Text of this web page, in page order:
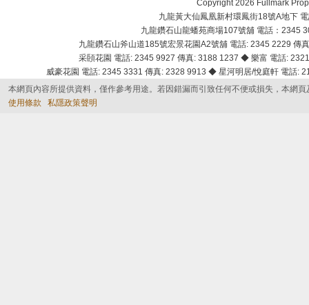
Copyright 2026 Fullmark
九龍黃大仙鳳凰新村環鳳街18號A地下
九龍鑽石山龍蟠苑商場107號舖 電話：2345
九龍鑽石山斧山道185號宏景花園A2號舖 電話: 2345 2229
采頣花園 電話: 2345 9927 傳真: 3188 1237 ◆ 樂富 電話:
威豪花園 電話: 2345 3331 傳真: 2328 9913 ◆ 星河明居/悅庭軒 電話
本網頁內容所提供資料，僅作參考用途。若因錯漏而引致任何不便或損失，本網
使用條款
私隱政策聲明